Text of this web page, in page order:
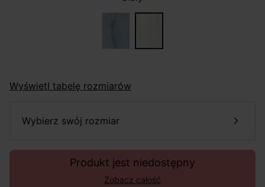
Wyświetl tabelę rozmiarów
wybierz swój rozmiar
Produkt jest niedostępny
Zobacz całość